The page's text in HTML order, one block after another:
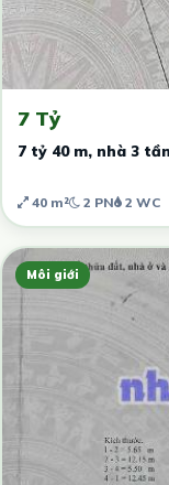
7 Tỷ
7 tỷ 40 m, nhà 3
40 m² 2 PN 2 WC
Môi giới